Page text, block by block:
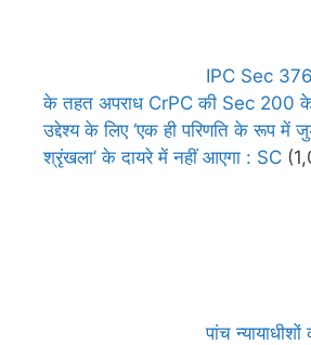
IPC Sec
के तहत अपराध CrPC की Sec 200 के
उद्देश्य के लिए ‘एक ही परिणति के रूप में
श्रृंखला’ के दायरे में नहीं आएगा : SC
पांच न्यायाधीशों